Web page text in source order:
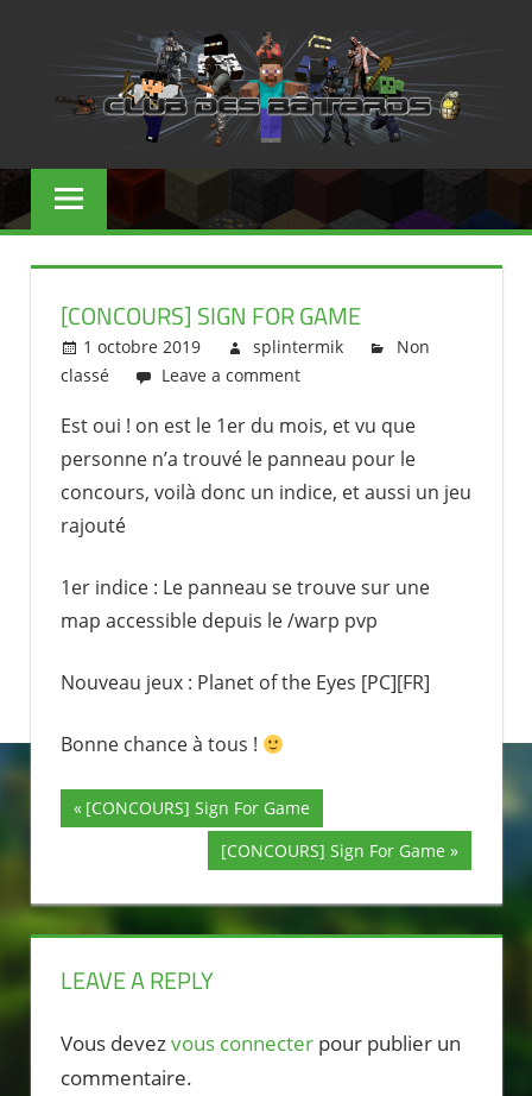
CLUB
DES
BÂTARDS
–
MINECRAFT
[CONCOURS] SIGN FOR GAME
1 octobre 2019 splintermik
Non
classé
Leave a comment
Est oui ! on est le 1er du mois, et vu que
personne n’a trouvé le panneau pour le
concours, voilà donc un indice, et aussi un jeu
rajouté
1er indice : Le panneau se trouve sur une
map accessible depuis le /warp pvp
Nouveau jeux : Planet of the Eyes [PC][FR]
Bonne chance à tous !
Navigation
l’article
Previous
[CONCOURS] Sign For Game
Next
[CONCOURS] Sign For Game
LEAVE A REPLY
Vous devezvous connecter pour publier un
commentaire.